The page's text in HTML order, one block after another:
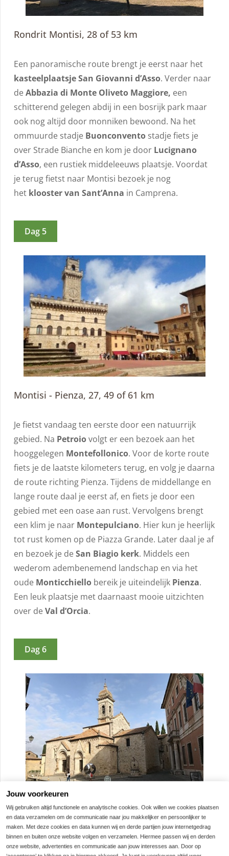
Jouw voorkeuren
Wij gebruiken altijd functionele en analytische cookies. Ook willen we cookies plaatsen
en data verzamelen om de communicatie naar jou makkelijker en persoonlijker te
maken. Met deze cookies en data kunnen wij en derde partijen jouw internetgedrag
binnen en buiten onze website volgen en verzamelen. Hiermee passen wij en derden
onze website, advertenties en communicatie aan jouw interesses aan. Door op
Rondrit Montisi, 28 of 53 km
Een panoramische route brengt je eerst naar het
kasteelplaatsje San Giovanni d’Asso. Verder naar
deAbbazia di Monte Oliveto Maggiore, een
schitterend gelegen abdij in een bosrijk park maar
ook nog altijd door monniken bewoond. Na het
ommuurde stadje Buonconvento stadje fiets je
over Strade Bianche en kom je door Lucignano
d’Asso, een rustiek middeleeuws plaatsje. Voordat
je terug fietst naar Montisi bezoek je nog
het klooster van Sant’Anna in Camprena.
Dag 5
Montisi - Pienza, 27, 49 of 61 km
Je fietst vandaag ten eerste door een natuurrijk
gebied. Na Petroiovolgt er een bezoek aan het
hooggelegen Montefollonico. Voor de korte route
fiets je de laatste kilometers terug, en volg je daarna
de route richting Pienza. Tijdens de middellange en
lange route daal je eerst af, en fiets je door een
gebied met een oase aan rust. Vervolgens brengt
een klim je naar Montepulciano. Hier kun je heerlijk
tot rust komen op de Piazza Grande. Later daal je af
en bezoek je deSan Biagio kerk. Middels een
wederom adembenemend landschap en via het
oude Monticchiello bereik je uiteindelijk Pienza.
Een leuk plaatsje met daarnaast mooie uitzichten
over deVal d’Orcia.
Dag 6
Pienza - Montalcino, 46 of 69 km
Deze fietsdag wordt gedomineerd door